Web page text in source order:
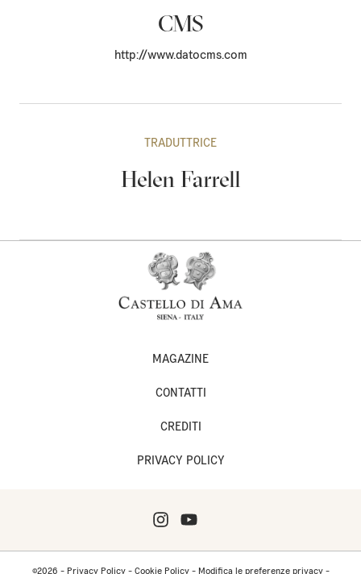
CMS
http://www.datocms.com
TRADUTTRICE
Helen Farrell
MAGAZINE
CONTATTI
CREDITI
PRIVACY POLICY
©2026 - Privacy Policy- Cookie Policy- Modifica le preferenze privacy-